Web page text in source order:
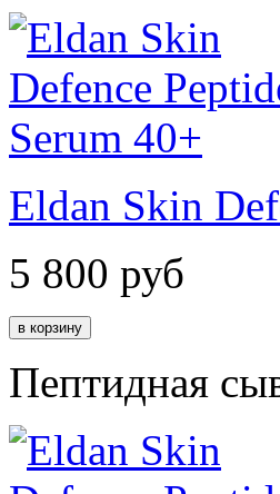
Eldan Skin
5 800 руб
Пептидная